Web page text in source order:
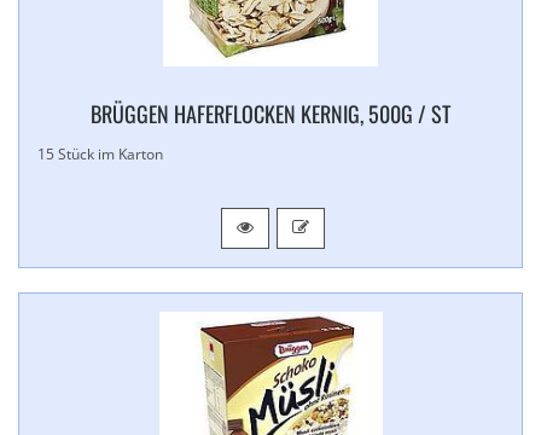
BRÜGGEN HAFERFLOCKEN KERNIG, 500G / ST
15 Stück im Karton